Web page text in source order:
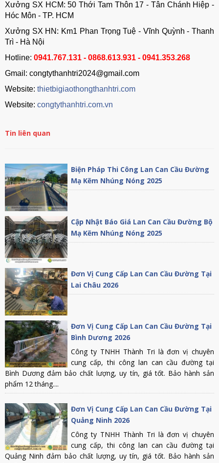
Xưởng SX HCM: 50 Thới Tam Thôn 17 - Tân Chánh Hiệp -
Hóc Môn - TP. HCM
Xưởng SX HN: Km1 Phan Trọng Tuệ - Vĩnh Quỳnh - Thanh
Trì - Hà Nội
Hotline: 0941.767.131 - 0868.613.931 - 0941.353.268
Gmail: congtythanhtri2024@gmail.com
Website: thietbigiaothongthanhtri.com
Website: congtythanhtri.com.vn
Tin liên quan
Biện Pháp Thi Công Lan Can Cầu Đường
Mạ Kẽm Nhúng Nóng 2025
Cập Nhật Báo Giá Lan Can Cầu Đường Bộ
Mạ Kẽm Nhúng Nóng 2025
Đơn Vị Cung Cấp Lan Can Cầu Đường Tại
Lai Châu 2026
Đơn Vị Cung Cấp Lan Can Cầu Đường Tại
Bình Dương 2026
Công ty TNHH Thành Tri là đơn vị chuyên
cung cấp, thi công lan can cầu đường tại
Bình Dương đảm bảo chất lượng, uy tín, giá tốt. Bảo hành sản
phẩm 12 tháng....
Đơn Vị Cung Cấp Lan Can Cầu Đường Tại
Quảng Ninh 2026
Công ty TNHH Thành Tri là đơn vị chuyên
cung cấp, thi công lan can cầu đường tại
Quảng Ninh đảm bảo chất lượng, uy tín, giá tốt. Bảo hành sản